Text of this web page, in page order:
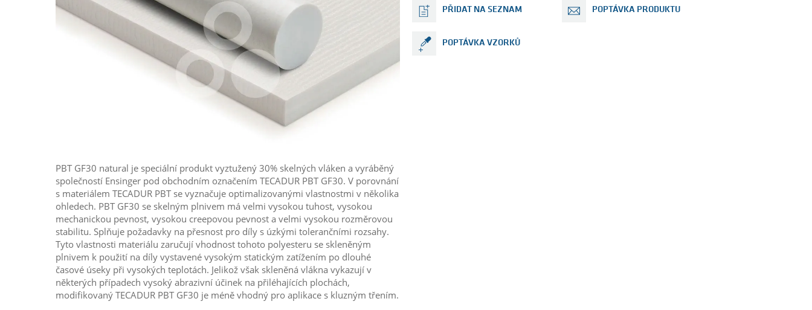
PŘIDAT NA SEZNAM POPTÁVKA PRODUKTU
POPTÁVKA VZORKŮ
PBT GF30 natural je speciální produkt vyztužený 30% skelných vláken a vyráběný
společností Ensinger pod obchodním označením TECADUR PBT GF30. V porovnání
s materiálem TECADUR PBT se vyznačuje optimalizovanými vlastnostmi v několika
ohledech. PBT GF30 se skelným plnivem má velmi vysokou tuhost, vysokou
mechanickou pevnost, vysokou creepovou pevnost a velmi vysokou rozměrovou
stabilitu. Splňuje požadavky na přesnost pro díly s úzkými tolerančními rozsahy.
Tyto vlastnosti materiálu zaručují vhodnost tohoto polyesteru se skleněným
plnivem k použití na díly vystavené vysokým statickým zatížením po dlouhé
časové úseky při vysokých teplotách. Jelikož však skleněná vlákna vykazují v
některých případech vysoký abrazivní účinek na přiléhajících plochách,
modifikovaný TECADUR PBT GF30 je méně vhodný pro aplikace s kluzným třením.